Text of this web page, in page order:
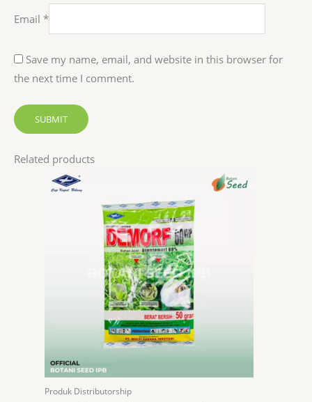
Email *
Save my name, email, and website in this browser for
the next time I comment.
Related products
Produk Distributorship